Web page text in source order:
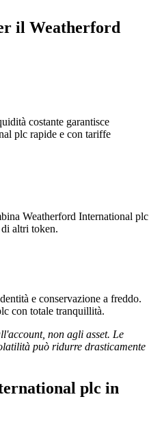
il Weatherford
costante garantisce
plc rapide e con tariffe
Weatherford International plc
altri token.
e conservazione a freddo.
con totale tranquillità.
non agli asset. Le
può ridurre drasticamente
plc in